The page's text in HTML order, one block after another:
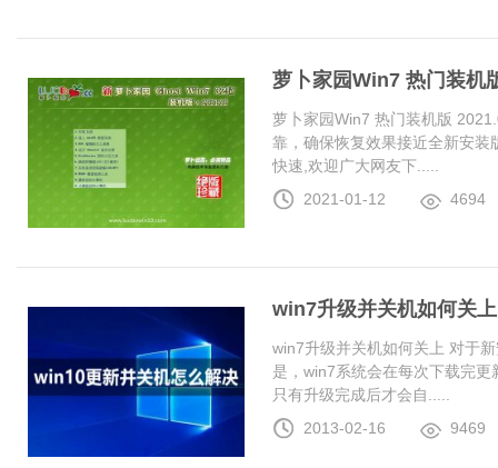
萝卜家园Win7 热门装机
萝卜家园Win7 热门装机版
靠，确保恢复效果接近全新安
快速,欢迎广大网友下.....
2021-01-12
4694
win7升级并关机如何关上
win7升级并关机如何关上 对于
是，win7系统会在每次下载完
只有升级完成后才会自.....
2013-02-16
9469